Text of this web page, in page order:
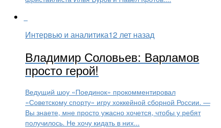
Интервью и аналитика12 лет назад
Владимир Соловьев: Варламов
просто герой!
Ведущий шоу «Поединок» прокомментировал
«Советскому спорту» игру хоккейной сборной России. —
Вы знаете, мне просто ужасно хочется, чтобы у ребят
получилось. Не хочу кидать в них...